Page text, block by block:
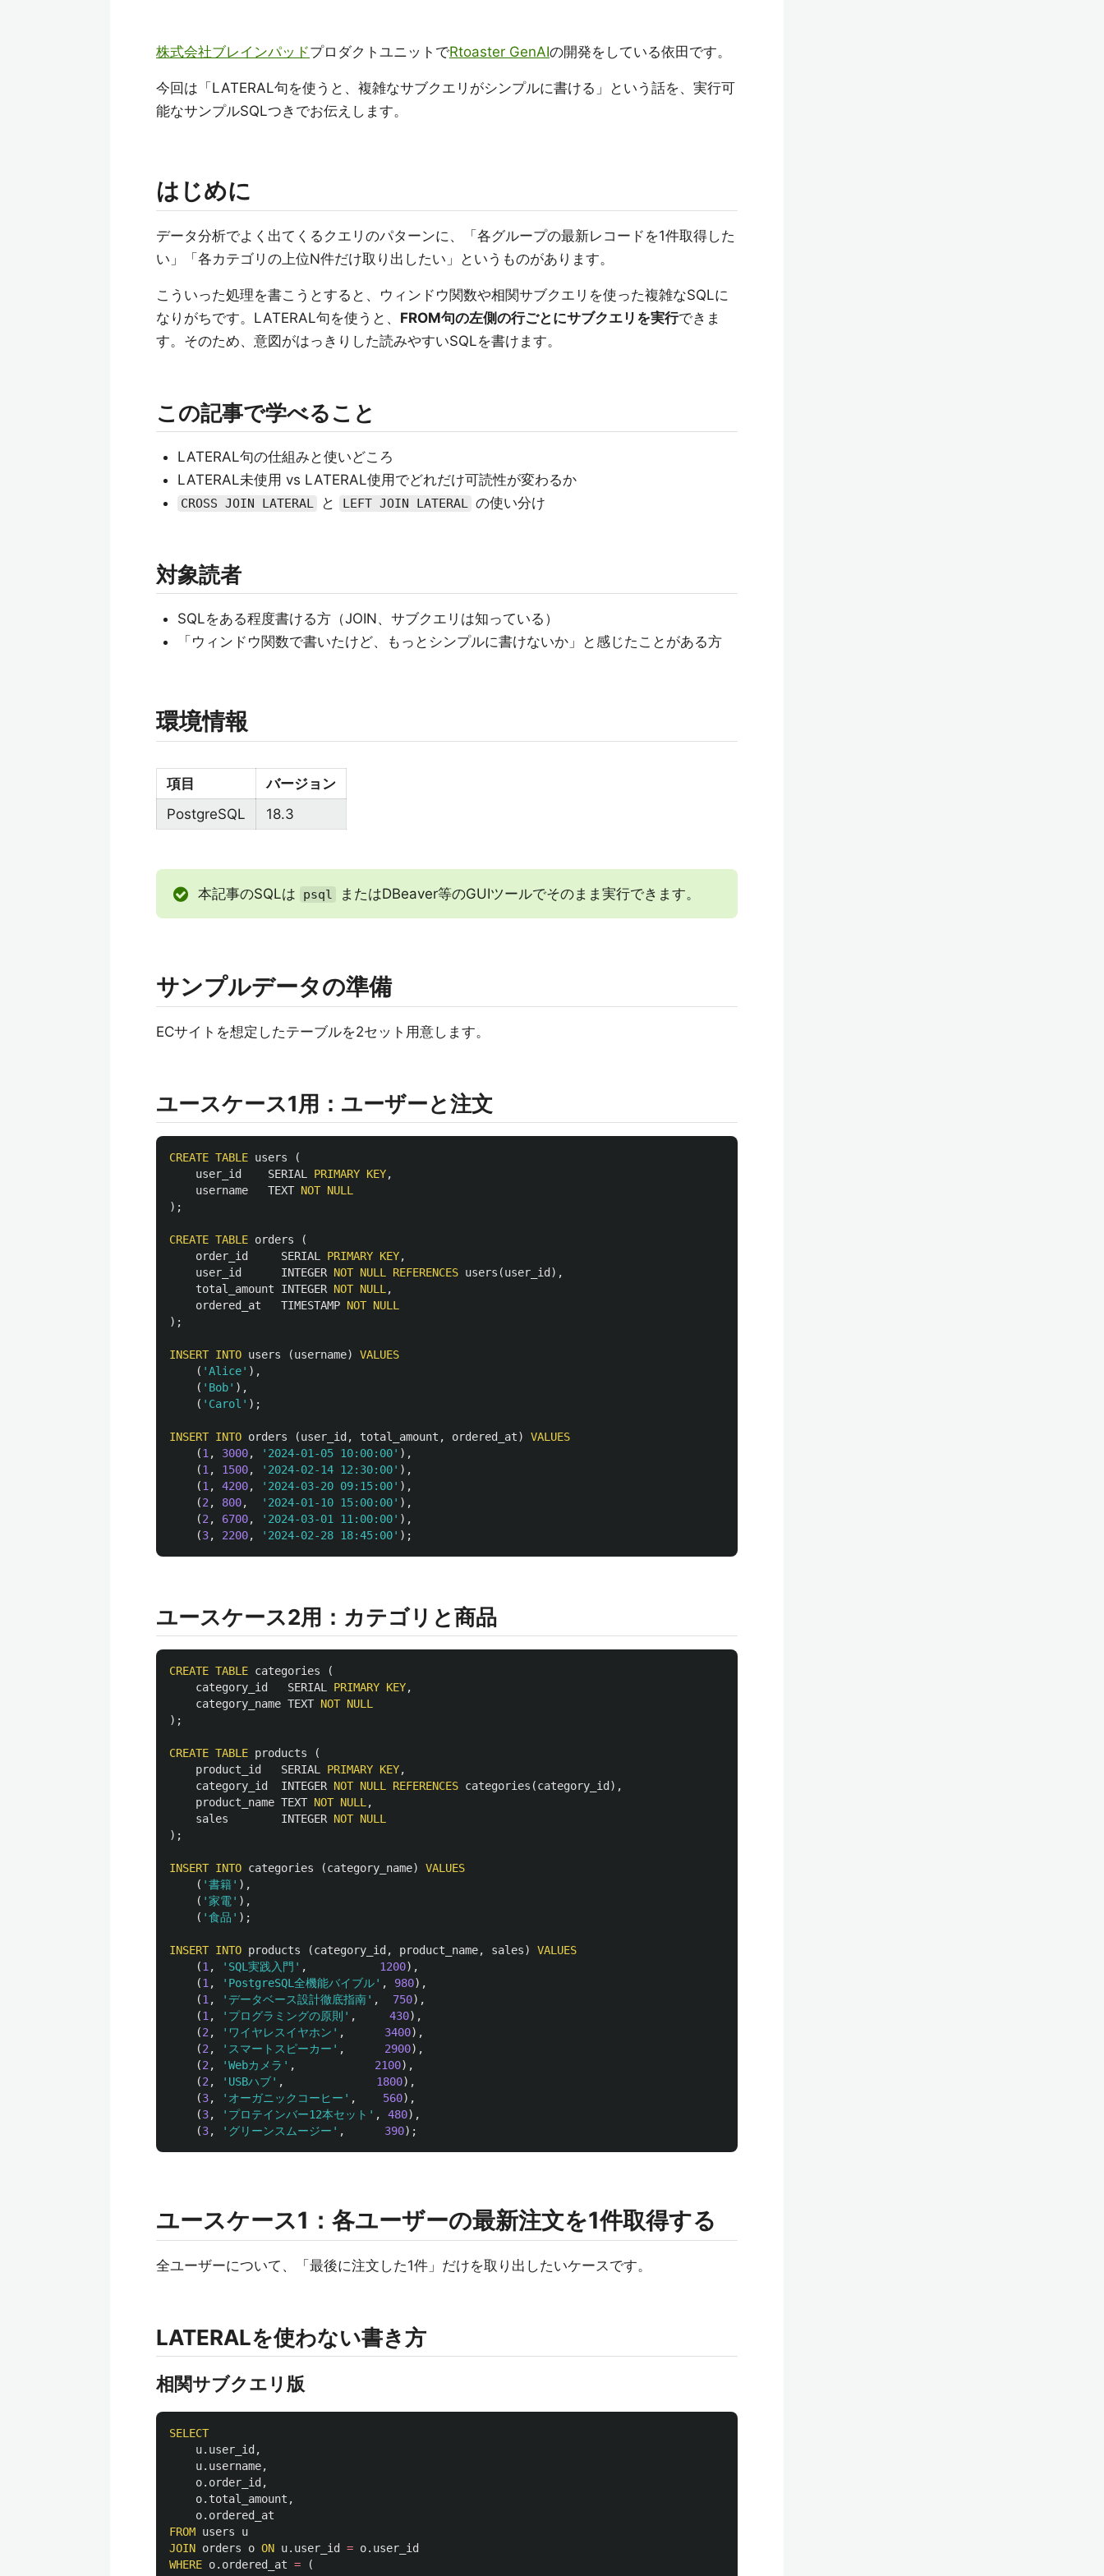
株式会社ブレインパッドプロダクトユニットでRtoaster GenAIの開発をしている依田です。
今回は「LATERAL句を使うと、複雑なサブクエリがシンプルに書ける」という話を、実行可
能なサンプルSQLつきでお伝えします。
はじめに
データ分析でよく出てくるクエリのパターンに、「各グループの最新レコードを1件取得した
い」「各カテゴリの上位N件だけ取り出したい」というものがあります。
こういった処理を書こうとすると、ウィンドウ関数や相関サブクエリを使った複雑なSQLに
なりがちです。LATERAL句を使うと、 FROM句の左側の行ごとにサブクエリを実行できま
す。そのため、意図がはっきりした読みやすいSQLを書けます。
この記事で学べること
LATERAL句の仕組みと使いどころ
LATERAL未使用 vs LATERAL使用でどれだけ可読性が変わるか
CROSS JOIN LATERAL と LEFT JOIN LATERAL の使い分け
対象読者
SQLをある程度書ける方（JOIN、サブクエリは知っている）
「ウィンドウ関数で書いたけど、もっとシンプルに書けないか」と感じたことがある方
環境情報
項目
バージョン
PostgreSQL
18.3
本記事のSQLは psql またはDBeaver等のGUIツールでそのまま実行できます。
サンプルデータの準備
ECサイトを想定したテーブルを2セット用意します。
ユースケース1用：ユーザーと注文
CREATE TABLE users
(
user_id
SERIAL PRIMARY KEY,
username
TEXT NOT NULL
);
CREATE TABLE orders
(
order_id
SERIAL PRIMARY KEY,
user_id
INTEGER NOT NULL REFERENCES users (user_id ),
total_amount
INTEGER NOT NULL ,
ordered_at
TIMESTAMP NOT NULL
);
INSERT INTO users (username)
VALUES
( 'Alice' ),
( 'Bob' ),
( 'Carol' );
INSERT INTO orders (user_id , total_amount , ordered_at)
VALUES
(1 , 3000, '2024-01-05 10:00:00' ),
(1 , 1500, '2024-02-14 12:30:00' ),
(1 , 4200, '2024-03-20 09:15:00' ),
(2 , 800, '2024-01-10 15:00:00' ),
(2 , 6700, '2024-03-01 11:00:00' ),
(3, 2200, '2024-02-28 18:45:00' );
ユースケース2用：カテゴリと商品
CREATE TABLE categories
(
category_id
SERIAL PRIMARY KEY,
category_name TEXT NOT NULL
);
CREATE TABLE products
(
product_id
SERIAL PRIMARY KEY,
category_id
INTEGER NOT NULL REFERENCES categories (category_id ),
product_name TEXT NOT NULL ,
sales
INTEGER NOT NULL
);
INSERT INTO categories (category_name)
VALUES
( '書籍' ),
( '家電' ),
( '食品' );
INSERT INTO products (category_id , product_name, sales)
VALUES
(1 , 'SQL実践入門' , 1200),
(1 , 'PostgreSQL全機能バイブル' , 980),
(1 , 'データベース設計徹底指南' , 750),
(1 , 'プログラミングの原則' , 430),
(2 , 'ワイヤレスイヤホン' , 3400),
(2 , 'スマートスピーカー' , 2900),
(2 , 'Webカメラ' , 2100),
(2 , 'USBハブ' , 1800),
(3, 'オーガニックコーヒー' , 560),
(3, 'プロテインバー12本セット' , 480),
(3, 'グリーンスムージー' , 390);
ユースケース1：各ユーザーの最新注文を1件取得する
全ユーザーについて、「最後に注文した1件」だけを取り出したいケースです。
LATERALを使わない書き方
相関サブクエリ版
SELECT
u. user_id ,
u. username,
o. order_id ,
o. total_amount ,
o. ordered_at
FROM users
u
JOIN orders o ON u. user_id = o. user_id
WHERE o. ordered_at =
(